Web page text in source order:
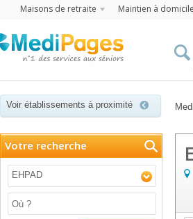
Maisons de retraite Maintien à domicile
Voir établissements à proximité
Votre recherche
EHPAD